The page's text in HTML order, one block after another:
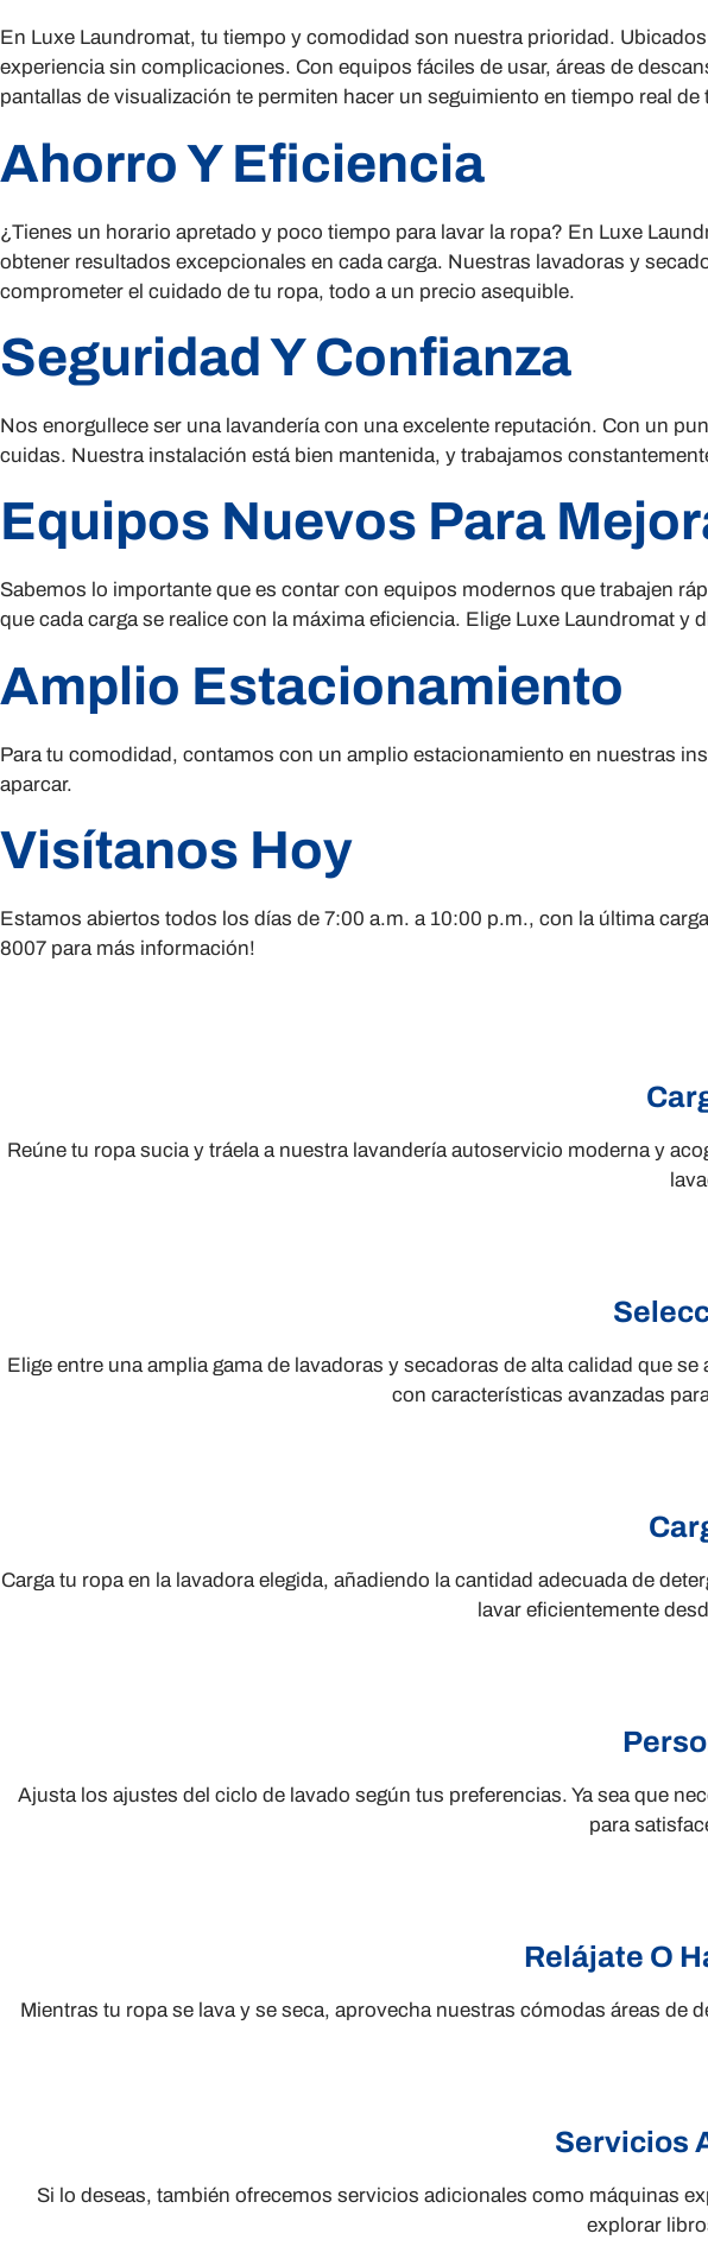
En Luxe Laundromat, tu tiempo y comodidad son nuestra prioridad.
experiencia sin complicaciones. Con equipos fáciles de usar, áreas de
pantallas de visualización te permiten hacer un seguimiento en tiempo real
Ahorro Y Eficiencia
¿Tienes un horario apretado y poco tiempo para lavar la ropa? En Luxe
obtener resultados excepcionales en cada carga. Nuestras lavadoras y
comprometer el cuidado de tu ropa, todo a un precio asequible.
Seguridad Y Confianza
Nos enorgullece ser una lavandería con una excelente reputación. Con un
cuidas. Nuestra instalación está bien mantenida, y trabajamos
Equipos Nuevos Para
Sabemos lo importante que es contar con equipos modernos que trabajen
que cada carga se realice con la máxima eficiencia. Elige Luxe Laundromat
Amplio Estacionamiento
Para tu comodidad, contamos con un amplio estacionamiento en nuestras
aparcar.
Visítanos Hoy
Estamos abiertos todos los días de 7:00 a.m. a 10:00 p.m., con la última
8007 para más información!
Reúne tu ropa sucia y tráela a nuestra lavandería autoservicio moderna y
Elige entre una amplia gama de lavadoras y secadoras de alta calidad que
con características avanzadas
Carga tu ropa en la lavadora elegida, añadiendo la cantidad adecuada de
lavar eficientemente
Ajusta los ajustes del ciclo de lavado según tus preferencias. Ya sea que
para
Relájate O
Mientras tu ropa se lava y se seca, aprovecha nuestras cómodas áreas
Servicios
Si lo deseas, también ofrecemos servicios adicionales como máquinas
explorar